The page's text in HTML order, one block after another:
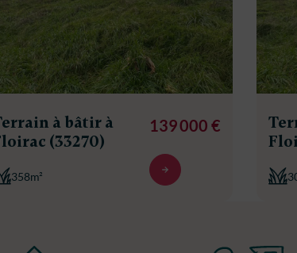
à bâtir à
(33270)
358m²
139 000 €